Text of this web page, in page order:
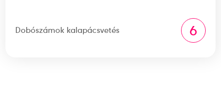
Dobószámok kalapácsvetés 6